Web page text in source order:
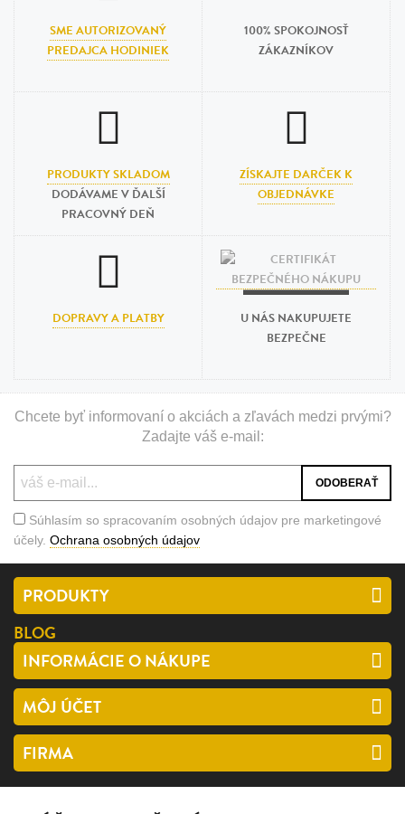
SME AUTORIZOVANÝ
PREDAJCA HODINIEK
100% SPOKOJNOSŤ
ZÁKAZNÍKOV
PRODUKTY SKLADOM
DODÁVAME V ĎALŠÍ
PRACOVNÝ DEŇ
ZÍSKAJTE DARČEK K
OBJEDNÁVKE
DOPRAVY A PLATBY
U NÁS NAKUPUJETE
BEZPEČNE
Chcete byť informovaní o akciách a zľavách medzi prvými?
Zadajte váš e-mail:
Súhlasím so spracovaním osobných údajov pre marketingové
účely. Ochrana osobných údajov
PRODUKTY
BLOG
INFORMÁCIE O NÁKUPE
MÔJ ÚČET
FIRMA